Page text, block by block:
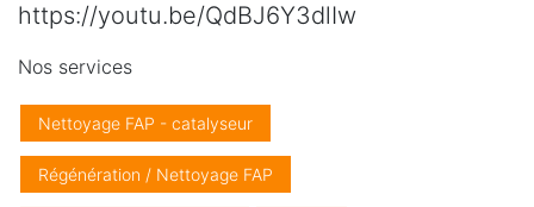
https://youtu.be/QdBJ6Y3dlIw
Nos services
Nettoyage FAP - catalyseur
Régénération / Nettoyage FAP